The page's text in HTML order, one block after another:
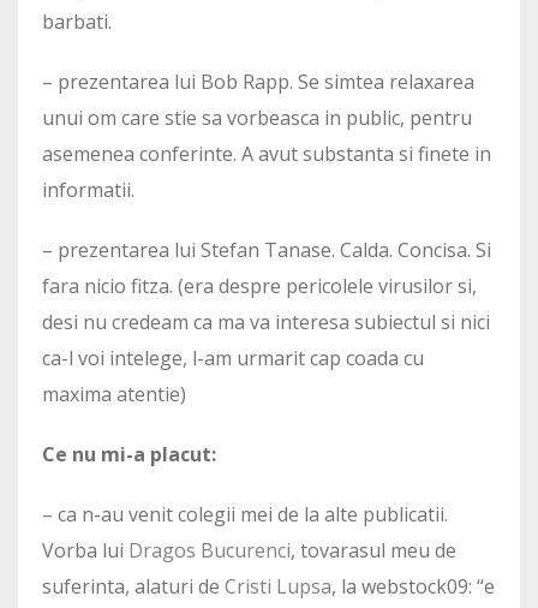
barbati.
– prezentarea lui Bob Rapp. Se simtea relaxarea
unui om care stie sa vorbeasca in public, pentru
asemenea conferinte. A avut substanta si finete in
informatii.
– prezentarea lui Stefan Tanase. Calda. Concisa. Si
fara nicio fitza. (era despre pericolele virusilor si,
desi nu credeam ca ma va interesa subiectul si nici
ca-l voi intelege, l-am urmarit cap coada cu
maxima atentie)
Ce nu mi-a placut:
– ca n-au venit colegii mei de la alte publicatii.
Vorba lui Dragos Bucurenci, tovarasul meu de
suferinta, alaturi de Cristi Lupsa, la webstock09: “e